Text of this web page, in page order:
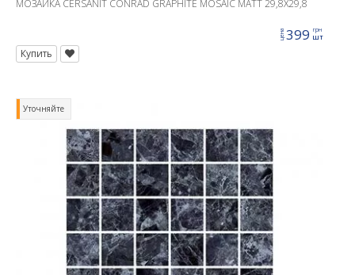
МОЗАИКА CERSANIT CONRAD GRAPHITE MOSAIC MATT 29,8X29,8
цена399 грн
шт
Купить
Уточняйте